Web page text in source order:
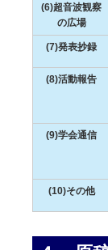
(6)超音波観察
の広場
(7)発表抄録
(8)活動報告
(9)学会通信
(10)その他